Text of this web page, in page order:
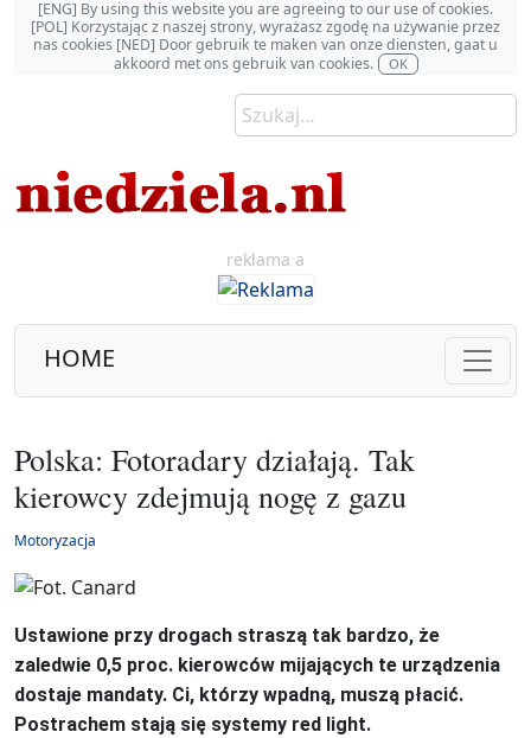
[ENG] By using this website you are agreeing to our use of cookies.
[POL] Korzystając z naszej strony, wyrażasz zgodę na używanie przez
nas cookies [NED] Door gebruik te maken van onze diensten, gaat u
akkoord met ons gebruik van cookies.
OK
reklama a
HOME
Polska: Fotoradary działają. Tak
kierowcy zdejmują nogę z gazu
Motoryzacja
Ustawione przy drogach straszą tak bardzo, że
zaledwie 0,5 proc. kierowców mijających te urządzenia
dostaje mandaty. Ci, którzy wpadną, muszą płacić.
Postrachem stają się systemy red light.